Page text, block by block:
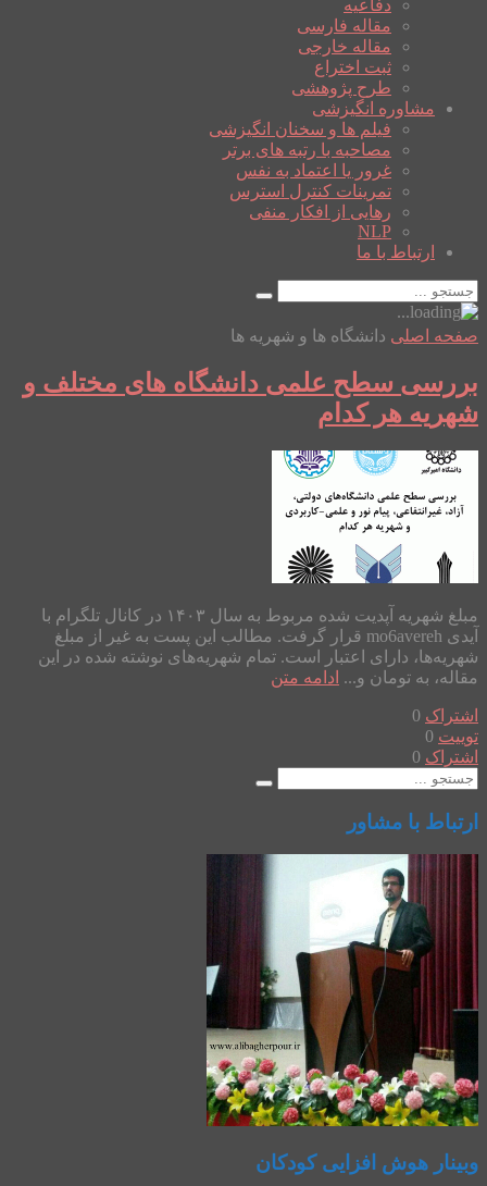
دفاعیه
مقاله فارسی
مقاله خارجی
ثبت اختراع
طرح پژوهشی
مشاوره انگیزشی
فیلم ها و سخنان انگیزشی
مصاحبه با رتبه های برتر
غرور یا اعتماد به نفس
تمرینات کنترل استرس
رهایی از افکار منفی
NLP
ارتباط با ما
صفحه اصلی دانشگاه ها و شهریه ها
بررسی سطح علمی دانشگاه های مختلف و
شهریه هر کدام
مبلغ شهریه آپدیت شده مربوط به سال ۱۴۰۳ در کانال تلگرام با
آیدی mo6avereh قرار گرفت. مطالب این پست به غیر از مبلغ
شهریه‌ها، دارای اعتبار است. تمام شهریه‌های نوشته شده در این
مقاله، به تومان و... ادامه متن
اشتراک 0
توییت 0
اشتراک 0
ارتباط با مشاور
وبینار هوش افزایی کودکان